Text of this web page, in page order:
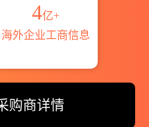
4亿+
海外企业工商信息
购商详情